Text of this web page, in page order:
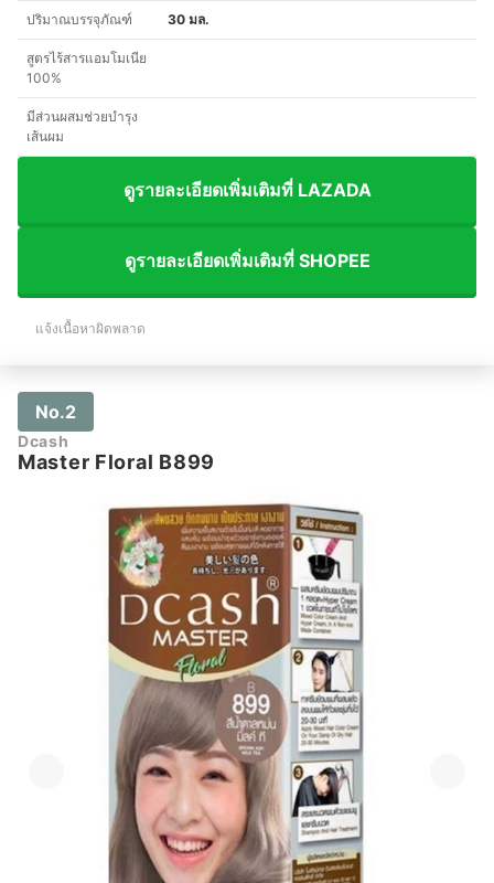
ปริมาณบรรจุภัณฑ์ 30 มล.
สูตรไร้สารแอมโมเนีย
100%
มีส่วนผสมช่วยบำรุง
เส้นผม
ดูรายละเอียดเพิ่มเติมที่ LAZADA
ดูรายละเอียดเพิ่มเติมที่ SHOPEE
แจ้งเนื้อหาผิดพลาด
No.2
Dcash
Master Floral B899